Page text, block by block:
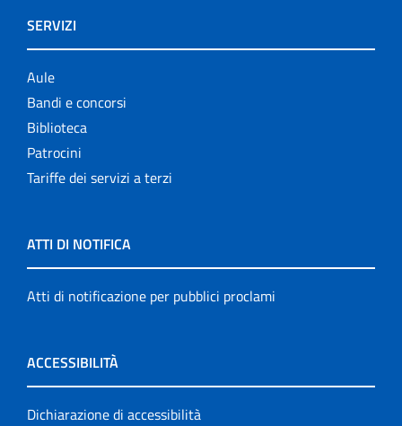
SERVIZI
Aule
Bandi e concorsi
Biblioteca
Patrocini
Tariffe dei servizi a terzi
ATTI DI NOTIFICA
Atti di notificazione per pubblici proclami
ACCESSIBILITÀ
Dichiarazione di accessibilità